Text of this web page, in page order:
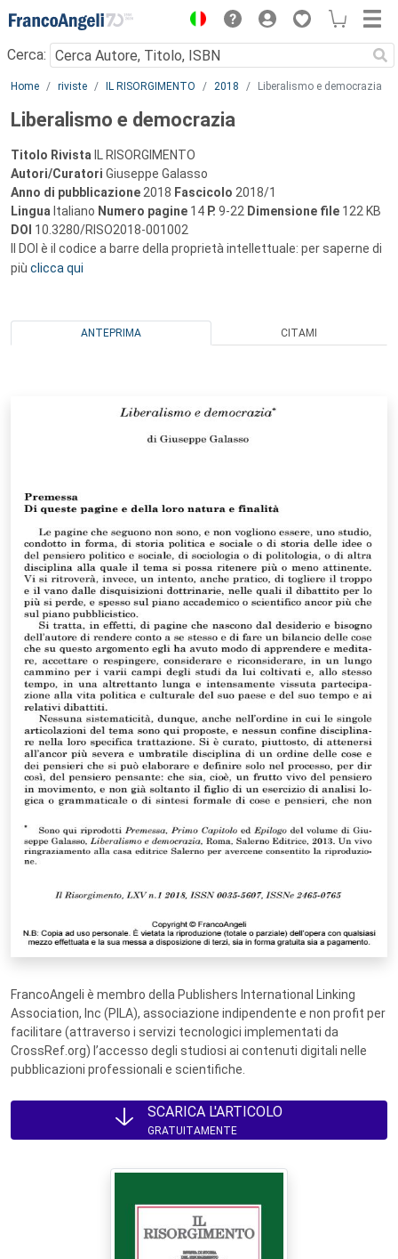
Menu
Cerca:
Main content
Home riviste IL RISORGIMENTO 2018 Liberalismo e democrazia
Liberalismo e democrazia
Titolo Rivista IL RISORGIMENTO
Autori/Curatori Giuseppe Galasso
Anno di pubblicazione 2018 Fascicolo 2018/1
Lingua Italiano Numero pagine 14 P. 9-22 Dimensione file 122 KB
DOI 10.3280/RISO2018-001002
Il DOI è il codice a barre della proprietà intellettuale: per saperne di
più clicca qui
ANTEPRIMA CITAMI
FrancoAngeli è membro della Publishers International Linking
Association, Inc (PILA), associazione indipendente e non profit per
facilitare (attraverso i servizi tecnologici implementati da
CrossRef.org) l’accesso degli studiosi ai contenuti digitali nelle
pubblicazioni professionali e scientifiche.
SCARICA L'ARTICOLO
GRATUITAMENTE